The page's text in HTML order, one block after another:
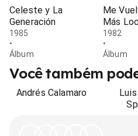
Celeste y La
Generación
1985
•
Álbum
Me
Más
1982
•
Álbum
Você também
Andrés Calamaro